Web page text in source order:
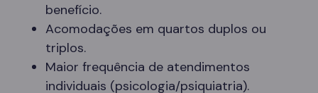
benefício.
Acomodações em quartos duplos ou
triplos.
Maior frequência de atendimentos
individuais (psicologia/psiquiatria).